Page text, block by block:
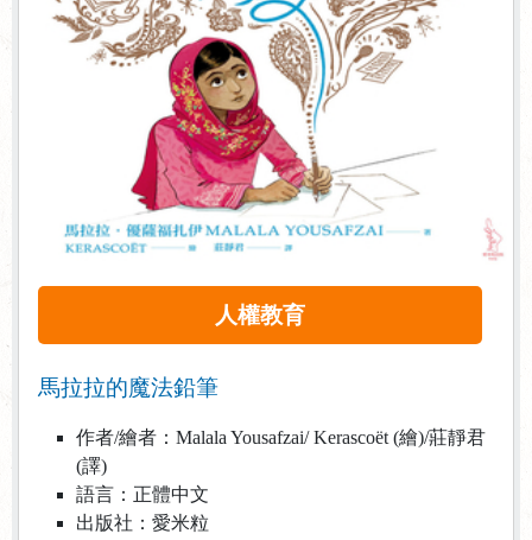
人權教育
馬拉拉的魔法鉛筆
作者/繪者：Malala Yousafzai/ Kerascoët (繪)/莊靜君
(譯)
語言：正體中文
出版社：愛米粒